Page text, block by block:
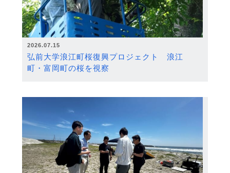
2026.07.15
弘前大学浪江町桜復興プロジェクト 浪江
町・富岡町の桜を視察